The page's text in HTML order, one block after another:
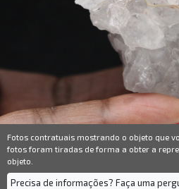
Fotos contratuais mostrando o objeto que
fotos foram tiradas de forma a obter a
objeto.
Precisa de informações? Faça uma